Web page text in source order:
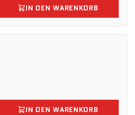
IN DEN WARENKORB
IN DEN WARENKORB